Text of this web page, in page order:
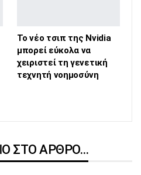
Το νέο τσιπ της Nvidia
μπορεί εύκολα να
χειριστεί τη γενετική
τεχνητή νοημοσύνη
ΣΤΟ ΆΡΘΡΟ…